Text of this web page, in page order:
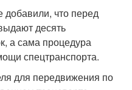
что перед
десять
а сама процедура
спецтранспорта.
для передвижения по